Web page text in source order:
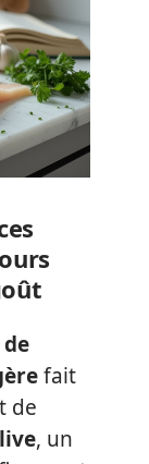
fait
de
, un